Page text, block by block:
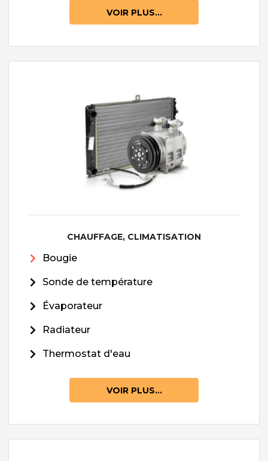
VOIR PLUS...
CHAUFFAGE, CLIMATISATION
Bougie
Sonde de température
Évaporateur
Radiateur
Thermostat d'eau
VOIR PLUS...